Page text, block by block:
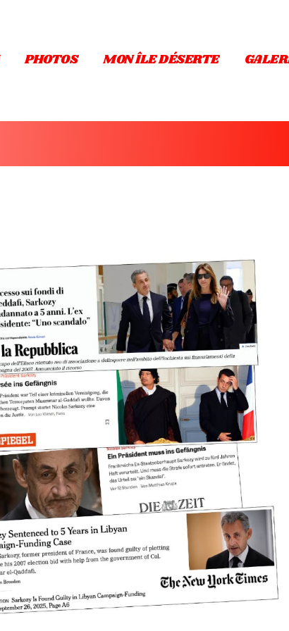
PHOTOS MON ÎLE DÉSERTE